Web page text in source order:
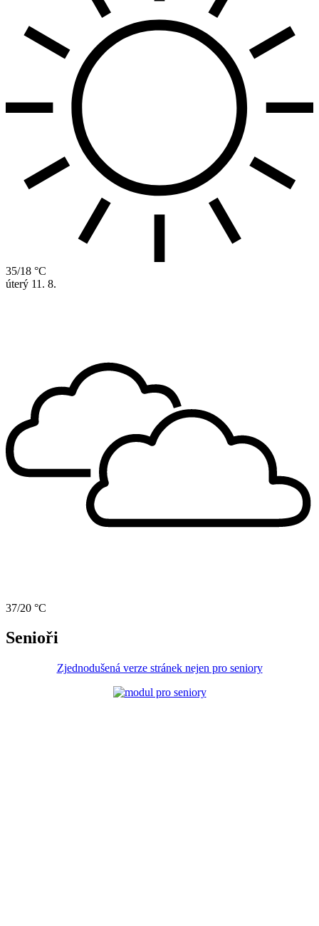
35/18 °C
úterý 11. 8.
37/20 °C
Senioři
Zjednodušená verze stránek nejen pro seniory